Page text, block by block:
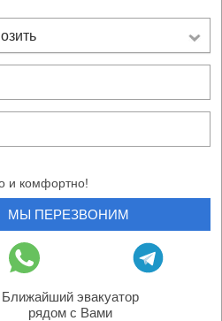
й
у
и комфортно!
Ближайший эвакуатор
рядом с Вами